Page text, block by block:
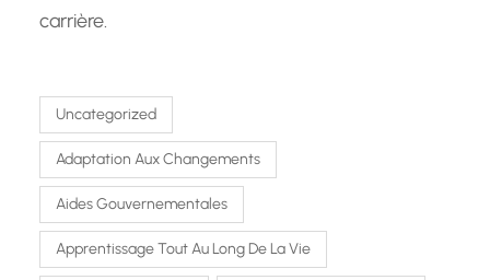
carrière.
Uncategorized
Adaptation Aux Changements
Aides Gouvernementales
Apprentissage Tout Au Long De La Vie